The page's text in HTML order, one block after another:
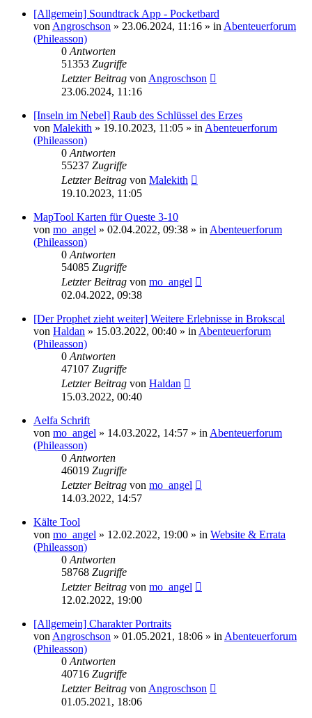
[Allgemein] Soundtrack App - Pocketbard
von Angroschson » 23.06.2024, 11:16 » in Abenteuerforum
(Phileasson)
0 Antworten
51353 Zugriffe
Letzter Beitrag von Angroschson
23.06.2024, 11:16
[Inseln im Nebel] Raub des Schlüssel des Erzes
von Malekith » 19.10.2023, 11:05 » in Abenteuerforum
(Phileasson)
0 Antworten
55237 Zugriffe
Letzter Beitrag von Malekith
19.10.2023, 11:05
MapTool Karten für Queste 3-10
von mo_angel » 02.04.2022, 09:38 » in Abenteuerforum
(Phileasson)
0 Antworten
54085 Zugriffe
Letzter Beitrag von mo_angel
02.04.2022, 09:38
[Der Prophet zieht weiter] Weitere Erlebnisse in Brokscal
von Haldan » 15.03.2022, 00:40 » in Abenteuerforum
(Phileasson)
0 Antworten
47107 Zugriffe
Letzter Beitrag von Haldan
15.03.2022, 00:40
Aelfa Schrift
von mo_angel » 14.03.2022, 14:57 » in Abenteuerforum
(Phileasson)
0 Antworten
46019 Zugriffe
Letzter Beitrag von mo_angel
14.03.2022, 14:57
Kälte Tool
von mo_angel » 12.02.2022, 19:00 » in Website & Errata
(Phileasson)
0 Antworten
58768 Zugriffe
Letzter Beitrag von mo_angel
12.02.2022, 19:00
[Allgemein] Charakter Portraits
von Angroschson » 01.05.2021, 18:06 » in Abenteuerforum
(Phileasson)
0 Antworten
40716 Zugriffe
Letzter Beitrag von Angroschson
01.05.2021, 18:06